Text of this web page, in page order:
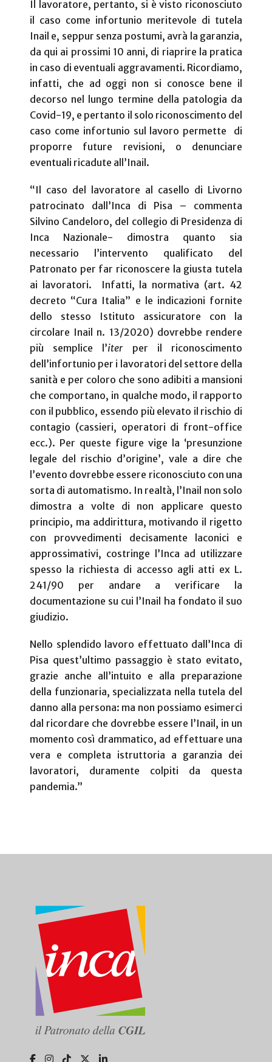
Il lavoratore, pertanto, si è visto riconosciuto
il caso come infortunio meritevole di tutela
Inail e, seppur senza postumi, avrà la garanzia,
da qui ai prossimi 10 anni, di riaprire la pratica
in caso di eventuali aggravamenti. Ricordiamo,
infatti, che ad oggi non si conosce bene il
decorso nel lungo termine della patologia da
Covid-19, e pertanto il solo riconoscimento del
caso come infortunio sul lavoro permette
di
proporre future revisioni, o denunciare
eventuali ricadute all’Inail.
“Il caso del lavoratore al casello di Livorno
patrocinato dall’Inca di Pisa – commenta
Silvino Candeloro, del collegio di Presidenza di
Inca Nazionale- dimostra quanto sia
necessario l’intervento qualificato del
Patronato per far riconoscere la giusta tutela
ai lavoratori.
Infatti, la normativa (art. 42
decreto “Cura Italia” e le indicazioni fornite
dello stesso Istituto assicuratore con la
circolare Inail n. 13/2020) dovrebbe rendere
più semplice l’iterper il riconoscimento
dell’infortunio per i lavoratori del settore della
sanità e per coloro che sono adibiti a mansioni
che comportano, in qualche modo, il rapporto
con il pubblico, essendo più elevato il rischio di
contagio (cassieri, operatori di front-office
ecc.). Per queste figure vige la ‘presunzione
legale del rischio d’origine’, vale a dire che
l’evento dovrebbe essere riconosciuto con una
sorta di automatismo. In realtà, l’Inail non solo
dimostra a volte di non applicare questo
principio, ma addirittura, motivando il rigetto
con provvedimenti decisamente laconici e
approssimativi, costringe l’Inca ad utilizzare
spesso la richiesta di accesso agli atti ex L.
241/90 per andare a verificare la
documentazione su cui l’Inail ha fondato il suo
giudizio.
Nello splendido lavoro effettuato dall’Inca di
Pisa quest’ultimo passaggio è stato evitato,
grazie anche all’intuito e alla preparazione
della funzionaria, specializzata nella tutela del
danno alla persona: ma non possiamo esimerci
dal ricordare che dovrebbe essere l’Inail, in un
momento così drammatico, ad effettuare una
vera e completa istruttoria a garanzia dei
lavoratori, duramente colpiti da questa
pandemia.”